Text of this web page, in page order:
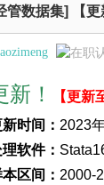
管数据集] 【
新！ 【更新
时间： 2023
软件：
区间： 2000-